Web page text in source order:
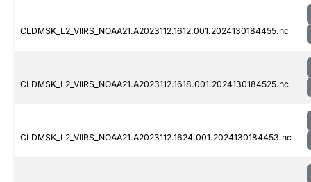
CLDMSK_L2_VIIRS_NOAA21.A2023112.1612.001.2024130184455.nc
CLDMSK_L2_VIIRS_NOAA21.A2023112.1618.001.2024130184525.nc
CLDMSK_L2_VIIRS_NOAA21.A2023112.1624.001.2024130184453.nc